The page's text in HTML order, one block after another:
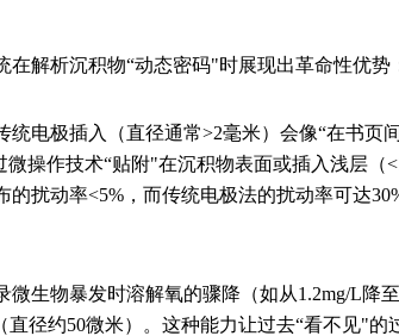
解析沉积物“动态密码"时展现出革命性优势
电极插入（直径通常>2毫米）会像“在书页
操作技术“贴附"在沉积物表面或插入浅层（
扰动率<5%，而传统电极法的扰动率可达
生物暴发时溶解氧的骤降（如从1.2mg/L降
径约50微米）。这种能力让过去“看不见"的